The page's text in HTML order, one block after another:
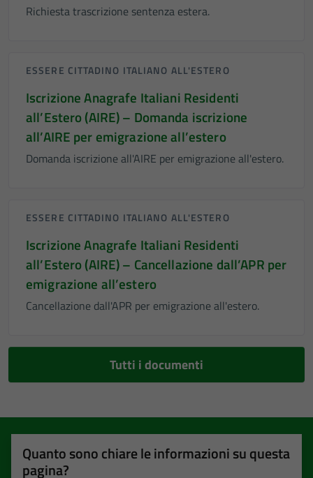
Richiesta trascrizione sentenza estera.
ESSERE CITTADINO ITALIANO ALL'ESTERO
Iscrizione Anagrafe Italiani Residenti
all’Estero (AIRE) – Domanda iscrizione
all’AIRE per emigrazione all’estero
Domanda iscrizione all'AIRE per emigrazione all'estero.
ESSERE CITTADINO ITALIANO ALL'ESTERO
Iscrizione Anagrafe Italiani Residenti
all’Estero (AIRE) – Cancellazione dall’APR per
emigrazione all’estero
Cancellazione dall'APR per emigrazione all'estero.
Tutti i documenti
Quanto sono chiare le informazioni su questa
pagina?